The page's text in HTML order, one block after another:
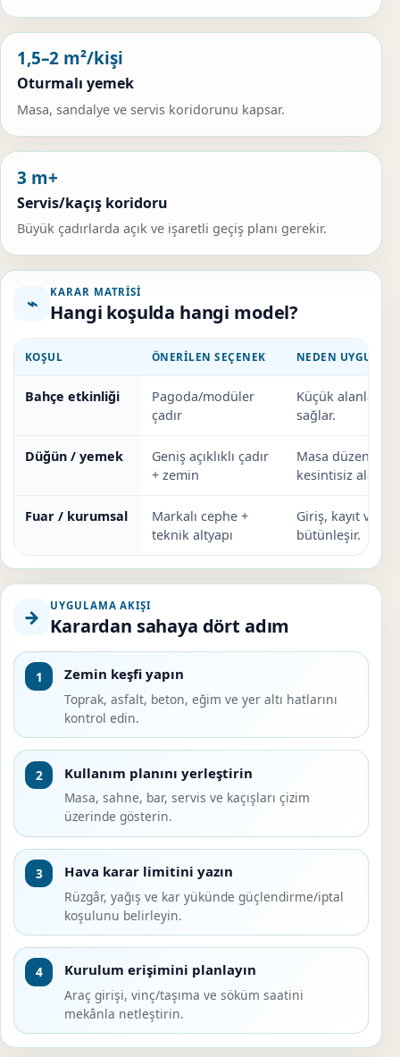
1,5–2 m²/kişi
Oturmalı yemek
Masa, sandalye ve servis koridorunu kapsar.
3 m+
Servis/kaçış koridoru
Büyük çadırlarda açık ve işaretli geçiş planı gerekir.
⌁ KARAR MATRISI
Hangi koşulda hangi model?
KOŞUL ÖNERILEN SEÇENEK NEDEN UYGUN?
Bahçe etkinliği
Pagoda/modüler
çadır
Küçük alanlarda
sağlar.
Düğün / yemek
Geniş açıklıklı çadır
+ zemin
Masa düzeni ve
kesintisiz alan
Fuar / kurumsal
Markalı cephe +
teknik altyapı
Giriş, kayıt ve
bütünleşir.
→ UYGULAMA AKIŞI
Karardan sahaya dört adım
1 Zemin keşfi yapın
Toprak, asfalt, beton, eğim ve yer altı hatlarını
kontrol edin.
2 Kullanım planını yerleştirin
Masa, sahne, bar, servis ve kaçışları çizim
üzerinde gösterin.
3 Hava karar limitini yazın
Rüzgâr, yağış ve kar yükünde güçlendirme/iptal
koşulunu belirleyin.
4 Kurulum erişimini planlayın
Araç girişi, vinç/taşıma ve söküm saatini
mekânla netleştirin.